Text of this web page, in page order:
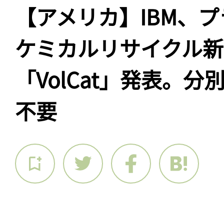
【アメリカ】IBM、
ケミカルリサイクル
「VolCat」発表。分
不要